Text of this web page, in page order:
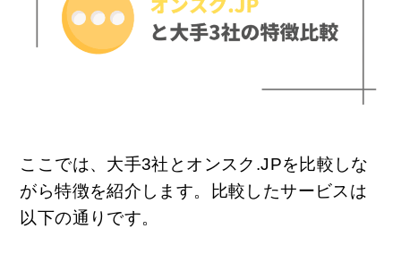
ここでは、大手3社とオンスク.JPを比較しな
がら特徴を紹介します。比較したサービスは
以下の通りです。